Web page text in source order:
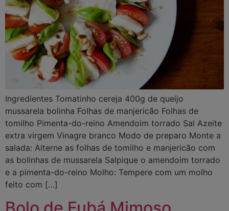
Ingredientes Tomatinho cereja 400g de queijo
mussarela bolinha Folhas de manjericão Folhas de
tomilho Pimenta-do-reino Amendoim torrado Sal Azeite
extra virgem Vinagre branco Modo de preparo Monte a
salada: Alterne as folhas de tomilho e manjericão com
as bolinhas de mussarela Salpique o amendoim torrado
e a pimenta-do-reino Molho: Tempere com um molho
feito com […]